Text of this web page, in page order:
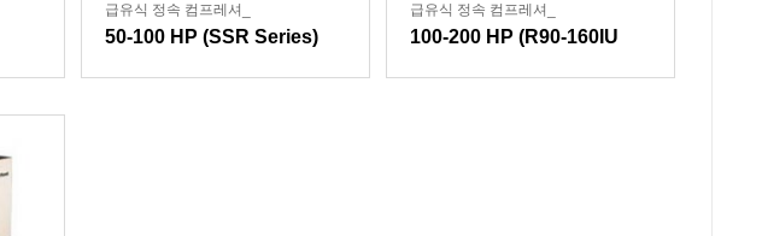
급유식 정속 컴프레셔_
50-100 HP (SSR Series)
급유식 정속 컴프레셔_
100-200 HP (R90-160IU